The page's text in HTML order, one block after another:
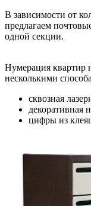
В зависимости от
предлагаем
одной секции.
Нумерация квартир
несколькими
сквозная
декоративная
цифры из